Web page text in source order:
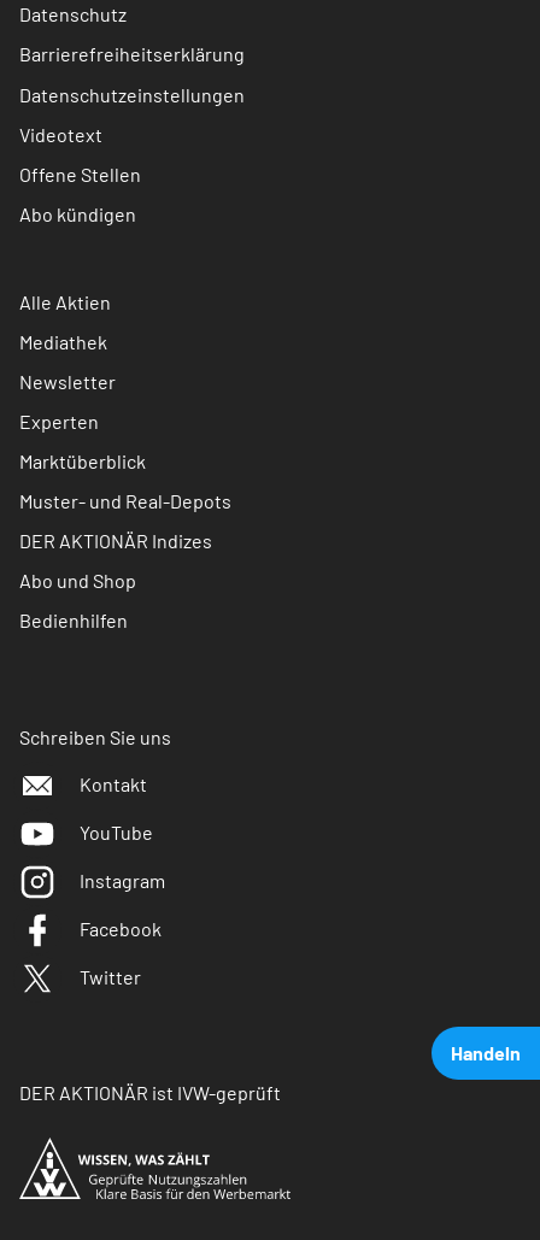
Handeln
Datenschutz
Barrierefreiheitserklärung
Datenschutzeinstellungen
Videotext
Offene Stellen
Abo kündigen
Alle Aktien
Mediathek
Newsletter
Experten
Marktüberblick
Muster- und Real-Depots
DER AKTIONÄR Indizes
Abo und Shop
Bedienhilfen
Schreiben Sie uns
Kontakt
YouTube
Instagram
Facebook
Twitter
DER AKTIONÄR ist IVW-geprüft